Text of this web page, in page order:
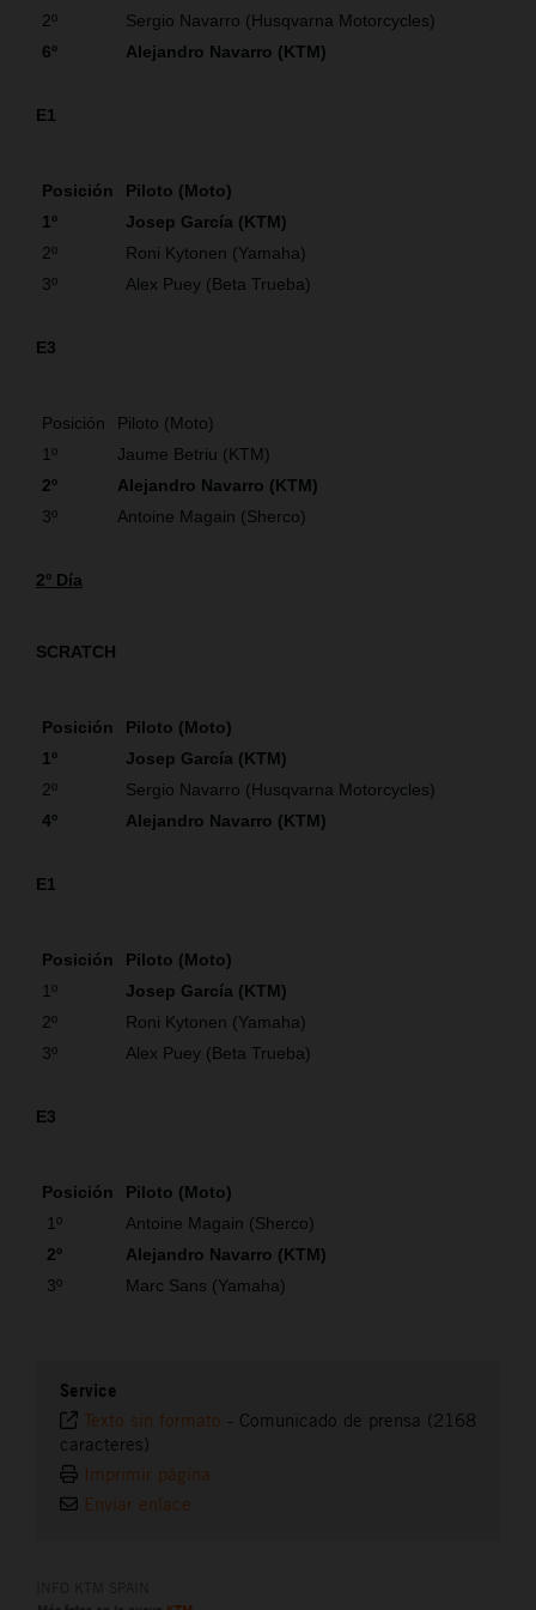
2º
Sergio Navarro (Husqvarna Motorcycles)
6º
Alejandro Navarro (KTM)
E1
Posición
Piloto (Moto)
1º
Josep García (KTM)
2º
Roni Kytonen (Yamaha)
3º
Alex Puey (Beta Trueba)
E3
Posición
Piloto (Moto)
1º
Jaume Betriu (KTM)
2º
Alejandro Navarro (KTM)
3º
Antoine Magain (Sherco)
2º Día
SCRATCH
Posición
Piloto (Moto)
1º
Josep García (KTM)
2º
Sergio Navarro (Husqvarna Motorcycles)
4º
Alejandro Navarro (KTM)
E1
Posición
Piloto (Moto)
1º
Josep García (KTM)
2º
Roni Kytonen (Yamaha)
3º
Alex Puey (Beta Trueba)
E3
Posición
Piloto (Moto)
1º
Antoine Magain (Sherco)
2º
Alejandro Navarro (KTM)
3º
Marc Sans (Yamaha)
Service
Texto sin formato - Comunicado de prensa (2168
caracteres)
Imprimir página
Enviar enlace